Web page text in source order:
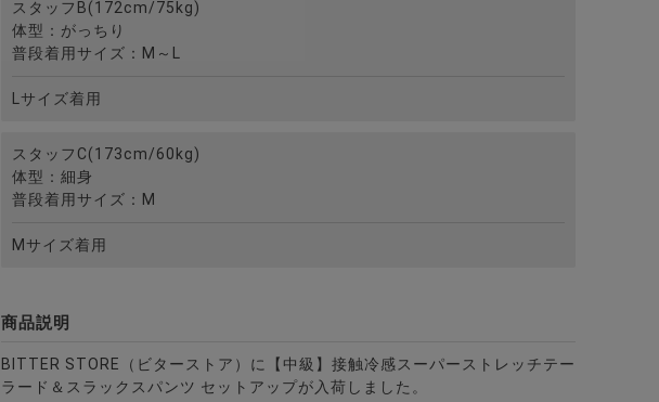
スタッフB(172cm/75kg)
体型：がっちり
普段着用サイズ：M～L
Lサイズ着用
スタッフC(173cm/60kg)
体型：細身
普段着用サイズ：M
Mサイズ着用
商品説明
BITTER STORE（ビターストア）に【中級】接触冷感スーパーストレッチテー
ラード＆スラックスパンツ セットアップが入荷しました。